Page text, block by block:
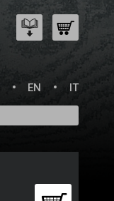
EN IT